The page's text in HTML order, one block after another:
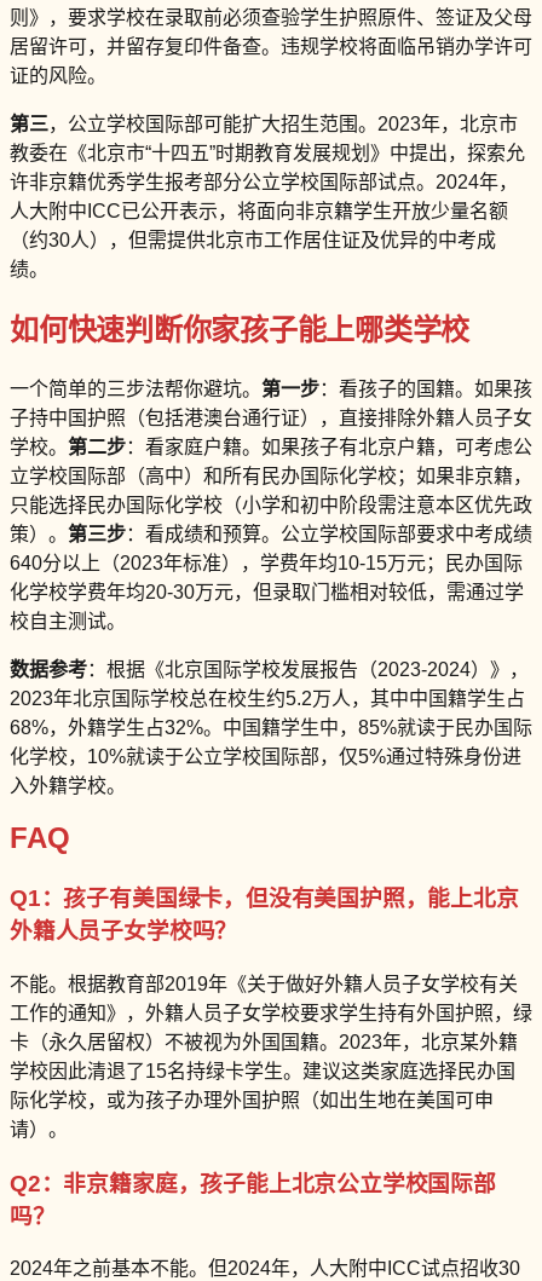
则》，要求学校在录取前必须查验学生护照原件、签证及父母
居留许可，并留存复印件备查。违规学校将面临吊销办学许可
证的风险。
第三，公立学校国际部可能扩大招生范围。2023年，北京市
教委在《北京市“十四五”时期教育发展规划》中提出，探索允
许非京籍优秀学生报考部分公立学校国际部试点。2024年，
人大附中ICC已公开表示，将面向非京籍学生开放少量名额
（约30人），但需提供北京市工作居住证及优异的中考成
绩。
如何快速判断你家孩子能上哪类学校
一个简单的三步法帮你避坑。 第一步：看孩子的国籍。如果孩
子持中国护照（包括港澳台通行证），直接排除外籍人员子女
学校。 第二步：看家庭户籍。如果孩子有北京户籍，可考虑公
立学校国际部（高中）和所有民办国际化学校；如果非京籍，
只能选择民办国际化学校（小学和初中阶段需注意本区优先政
策）。 第三步：看成绩和预算。公立学校国际部要求中考成绩
640分以上（2023年标准），学费年均10-15万元；民办国际
化学校学费年均20-30万元，但录取门槛相对较低，需通过学
校自主测试。
数据参考：根据《北京国际学校发展报告（2023-2024）》，
2023年北京国际学校总在校生约5.2万人，其中中国籍学生占
68%，外籍学生占32%。中国籍学生中，85%就读于民办国际
化学校，10%就读于公立学校国际部，仅5%通过特殊身份进
入外籍学校。
FAQ
Q1：孩子有美国绿卡，但没有美国护照，能上北京
外籍人员子女学校吗？
不能。根据教育部2019年《关于做好外籍人员子女学校有关
工作的通知》，外籍人员子女学校要求学生持有外国护照，绿
卡（永久居留权）不被视为外国国籍。2023年，北京某外籍
学校因此清退了15名持绿卡学生。建议这类家庭选择民办国
际化学校，或为孩子办理外国护照（如出生地在美国可申
请）。
Q2：非京籍家庭，孩子能上北京公立学校国际部
吗？
2024年之前基本不能。但2024年，人大附中ICC试点招收30